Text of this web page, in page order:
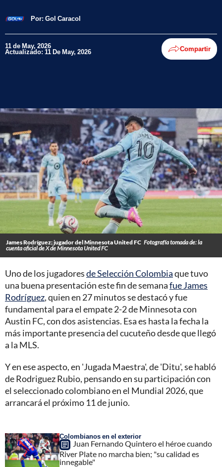
Por: Gol Caracol
11 de May, 2026
Actualizado: 11 De May, 2026 Compartir
James Rodríguez; jugador del Minnesota United FC Fotografía tomada de: la
cuenta oficial de X de Minnesota United FC
Uno de los jugadoresde Selección Colombiaque tuvo
una buena presentación este fin de semanafue James
Rodríguez, quien en 27 minutos se destacó y fue
fundamental para el empate 2-2 de Minnesota con
Austin FC, con dos asistencias. Esa es hasta la fecha la
más importante presencia del cucuteño desde que llegó
a la MLS.
Y en ese aspecto, en 'Jugada Maestra', de 'Ditu', se habló
de Rodriguez Rubio, pensando en su participación con
el seleccionado colombiano en el Mundial 2026, que
arrancará el próximo 11 de junio.
Colombianos en el exterior
Juan Fernando Quintero el héroe cuando
River Plate no marcha bien; "su calidad es
innegable"